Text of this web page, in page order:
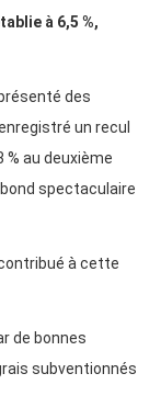
à 6,5 %,
des
un recul
% au deuxième
spectaculaire
à cette
de bonnes
subventionnés